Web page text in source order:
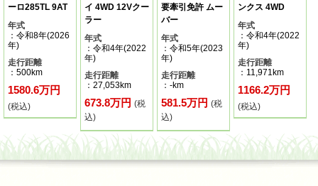
ーロ285TL 9AT
年式
：令和8年(2026
年)
走行距離
：500km
1580.6万円
(税込)
イ 4WD 12Vクー
ラー
年式
：令和4年(2022
年)
走行距離
：27,053km
673.8万円(税
込)
要牽引免許 ムー
バー
年式
：令和5年(2023
年)
走行距離
：-km
581.5万円(税
込)
ンクス 4WD
年式
：令和4年(2022
年)
走行距離
：11,971km
1166.2万円
(税込)